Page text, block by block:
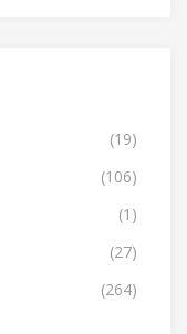
(19)
(106)
(1)
(27)
(264)